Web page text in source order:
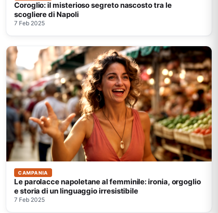
Coroglio: il misterioso segreto nascosto tra le
scogliere di Napoli
7 Feb 2025
CAMPANIA
Le parolacce napoletane al femminile: ironia, orgoglio
e storia di un linguaggio irresistibile
7 Feb 2025